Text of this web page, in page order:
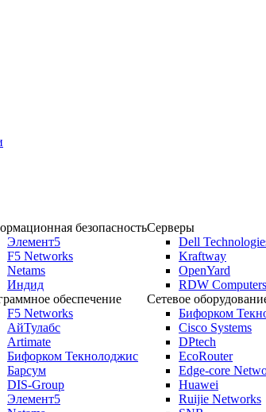
безопасность
Элемент5
F5 Networks
Netams
Индид
обеспечение
F5 Networks
АйТулабс
Artimate
Бифорком Текнолоджис
Барсум
DIS-Group
Элемент5
Серверы
Dell
Kraftway
OpenYard
RDW Computers
Сетевое
Бифорком
Cisco Systems
DPtech
EcoRouter
Edge-core
Huawei
Ruijie Networks